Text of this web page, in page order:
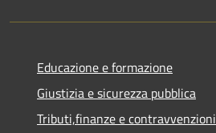
Educazione e formazione
Giustizia e sicurezza pubblica
Tributi,finanze e contravvenzioni